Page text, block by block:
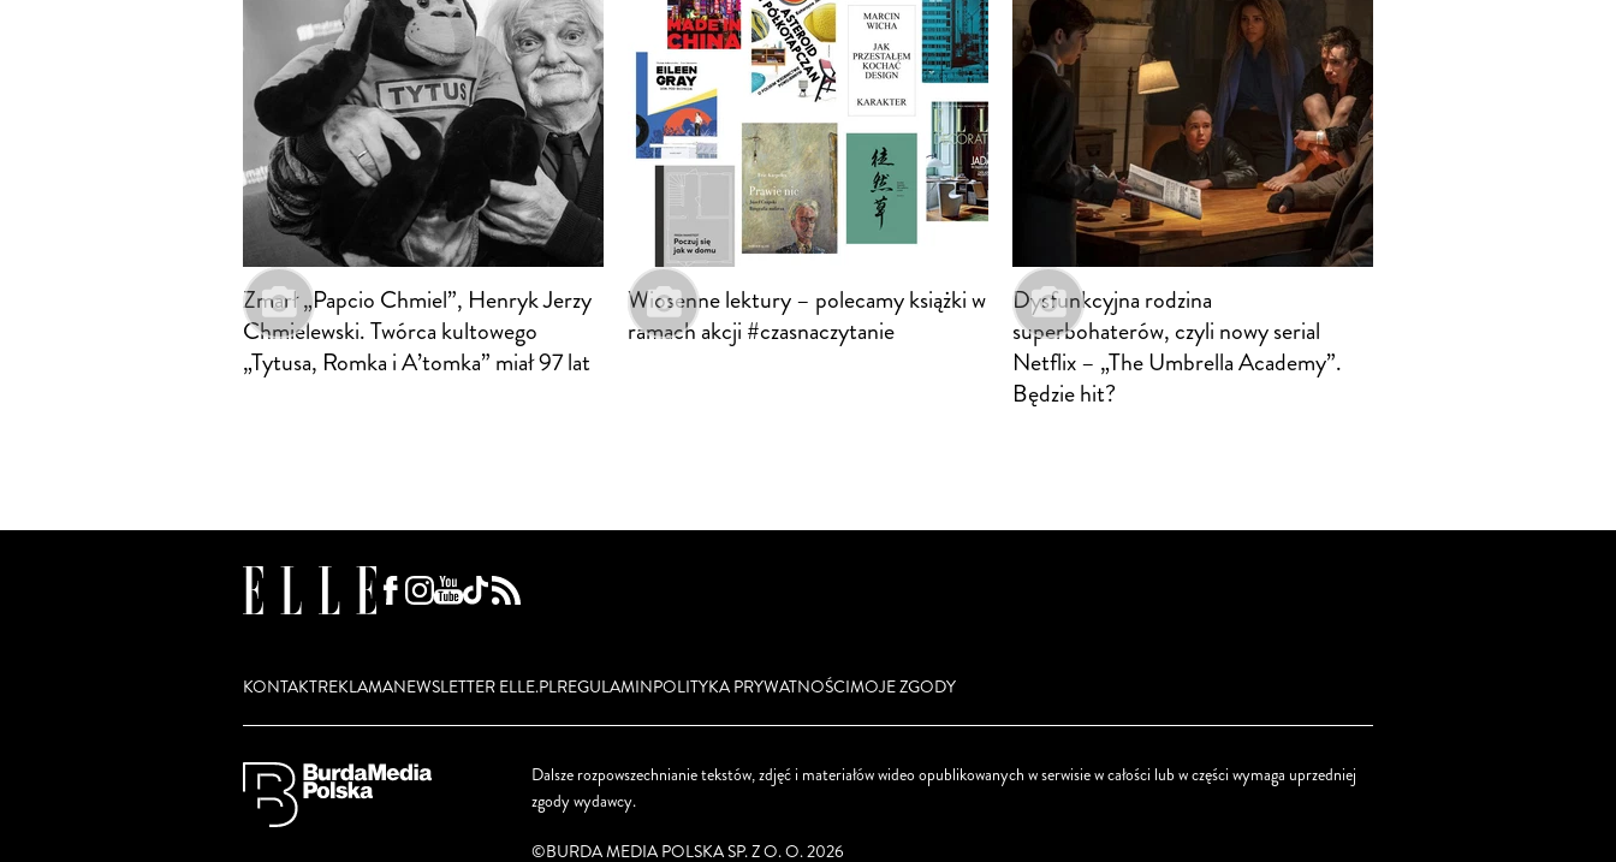
Zmarł „Papcio Chmiel”, Henryk Jerzy
Chmielewski. Twórca kultowego
„Tytusa, Romka i A’tomka” miał 97 lat
Wiosenne lektury – polecamy książki w
ramach akcji #czasnaczytanie
Dysfunkcyjna rodzina
superbohaterów, czyli nowy serial
Netflix – „The Umbrella Academy”.
Będzie hit?
KONTAKTREKLAMANEWSLETTER ELLE.PLREGULAMINPOLITYKA PRYWATNOŚCIMOJE ZGODY
Dalsze rozpowszechnianie tekstów, zdjęć i materiałów wideo opublikowanych w serwisie w całości lub w części wymaga uprzedniej
zgody wydawcy.
©BURDA MEDIA POLSKA SP. Z O. O. 2026